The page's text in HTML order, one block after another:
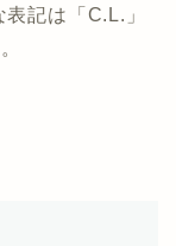
記は「C.L.」